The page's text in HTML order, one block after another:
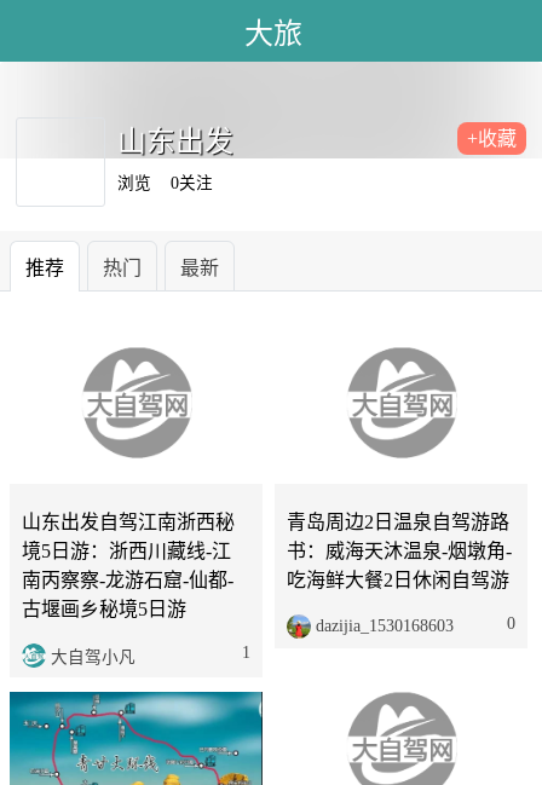
大旅
山东出发 +收藏
浏览 0关注
推荐 热门 最新
山东出发自驾江南浙西秘
境5日游：浙西川藏线-江
南丙察察-龙游石窟-仙都-
古堰画乡秘境5日游
大自驾小凡 1
青岛周边2日温泉自驾游路
书：威海天沐温泉-烟墩角-
吃海鲜大餐2日休闲自驾游
dazijia_1530168603 0